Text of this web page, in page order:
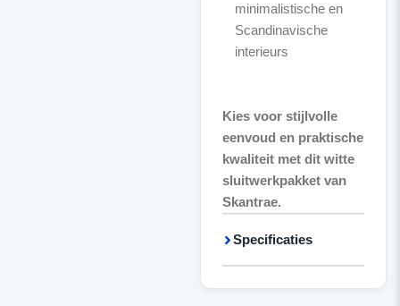
minimalistische en
Scandinavische
interieurs
Kies voor stijlvolle
eenvoud en praktische
kwaliteit met dit witte
sluitwerkpakket van
Skantrae.
Specificaties